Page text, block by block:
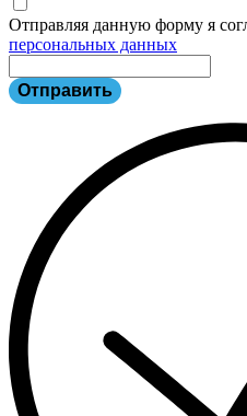
Отправляя данную форму я
персональных данных
Отправить